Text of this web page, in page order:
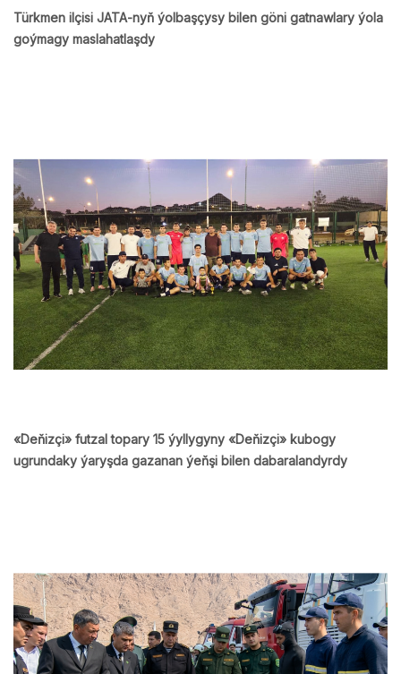
Türkmen ilçisi JATA-nyň ýolbaşçysy bilen göni gatnawlary ýola
goýmagy maslahatlaşdy
«Deňizçi» futzal topary 15 ýyllygyny «Deňizçi» kubogy
ugrundaky ýaryşda gazanan ýeňşi bilen dabaralandyrdy